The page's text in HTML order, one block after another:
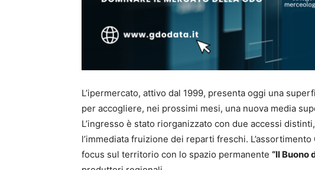
L’ipermercato, attivo dal 1999, presenta oggi una
per accogliere, nei prossimi mesi, una nuova media
L’ingresso è stato riorganizzato con due accessi
l’immediata fruizione dei reparti freschi.
focus sul territorio con lo spazio permanente “Il Buono